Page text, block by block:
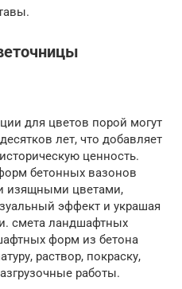
для цветов порой могут
лет, что добавляет
ценность.
бетонных вазонов
изящными цветами,
эффект и украшая
смета ландшафтных
форм из бетона
раствор, покраску,
работы.